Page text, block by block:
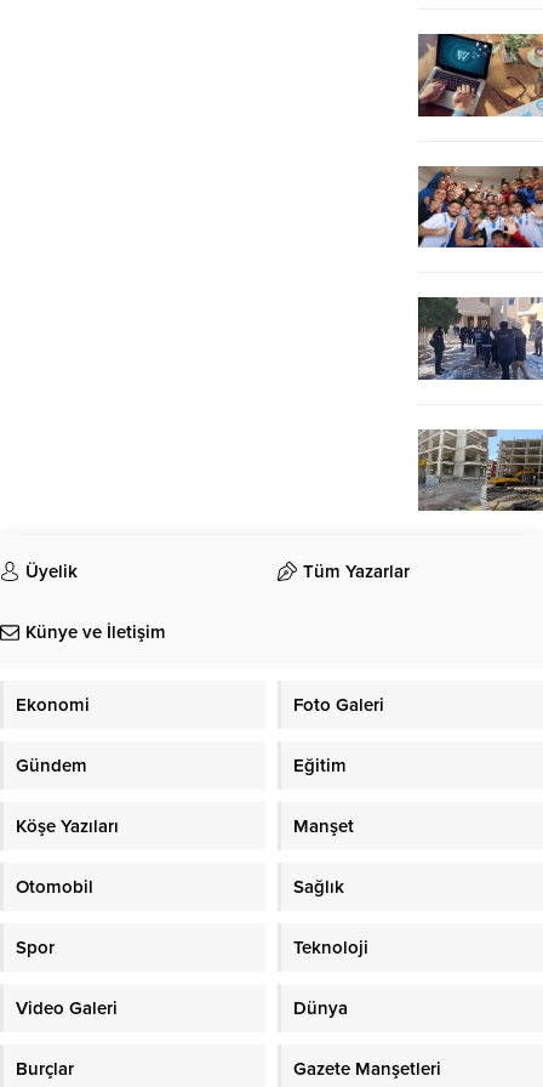
Üyelik Tüm Yazarlar
Künye ve İletişim
Ekonomi Foto Galeri
Gündem Eğitim
Köşe Yazıları Manşet
Otomobil Sağlık
Spor Teknoloji
Video Galeri Dünya
Burçlar Gazete Manşetleri